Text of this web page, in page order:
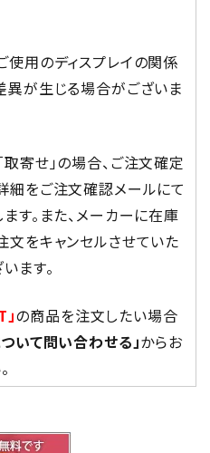
用のディスプレイの関係
異が生じる場合がございま
寄せ」の場合、ご注文確定
細をご注文確認メールにて
す。また、メーカーに在庫
をキャンセルさせていた
ます。
の商品を注文したい場合
いて問い合わせる」からお